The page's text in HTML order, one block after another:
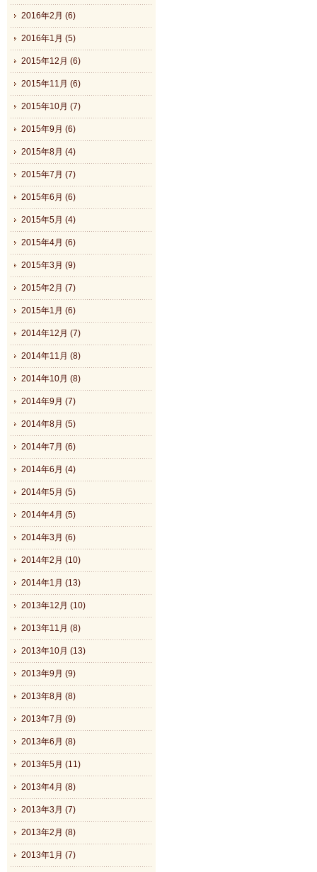
2016年2月 (6)
2016年1月 (5)
2015年12月 (6)
2015年11月 (6)
2015年10月 (7)
2015年9月 (6)
2015年8月 (4)
2015年7月 (7)
2015年6月 (6)
2015年5月 (4)
2015年4月 (6)
2015年3月 (9)
2015年2月 (7)
2015年1月 (6)
2014年12月 (7)
2014年11月 (8)
2014年10月 (8)
2014年9月 (7)
2014年8月 (5)
2014年7月 (6)
2014年6月 (4)
2014年5月 (5)
2014年4月 (5)
2014年3月 (6)
2014年2月 (10)
2014年1月 (13)
2013年12月 (10)
2013年11月 (8)
2013年10月 (13)
2013年9月 (9)
2013年8月 (8)
2013年7月 (9)
2013年6月 (8)
2013年5月 (11)
2013年4月 (8)
2013年3月 (7)
2013年2月 (8)
2013年1月 (7)